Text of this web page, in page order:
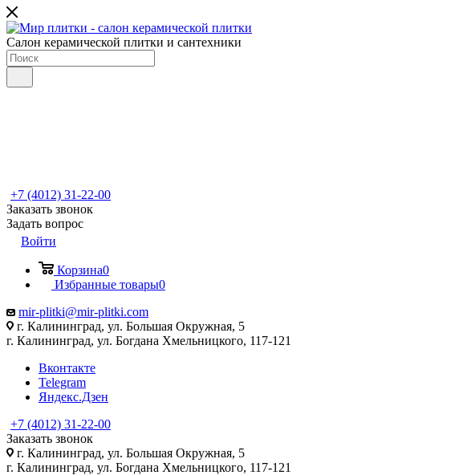
Салон керамической плитки и сантехники
+7 (4012) 31-22-00
Заказать звонок
Задать вопрос
Войти
Корзина0
Избранные товары0
mir-plitki@mir-plitki.com
г. Калининград, ул. Большая Окружная, 5
г. Калининград, ул. Богдана Хмельницкого, 117-121
Вконтакте
Telegram
Яндекс.Дзен
+7 (4012) 31-22-00
Заказать звонок
г. Калининград, ул. Большая Окружная, 5
г. Калининград, ул. Богдана Хмельницкого, 117-121